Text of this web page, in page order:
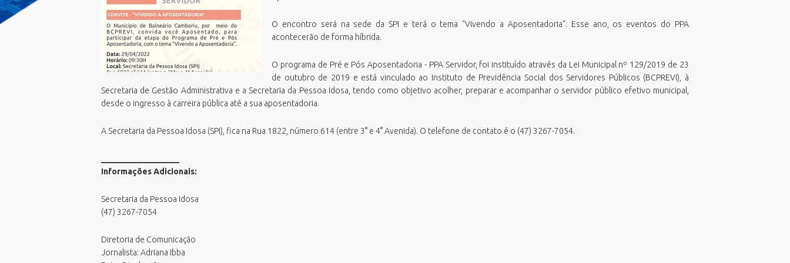
Gestão de Pessoas
Meio Ambiente e Sustentabilidade
Obras
Pessoa Idosa
Planejamento e Desenvolvimento
Procuradoria Geral do Município
Emissão de Guias para Pagamento
Fila Unica
Geoprocessamento Novo
Horario Do Ônibus
Junta de Serviços Militar
Licitações ao vivo - Sala 02
Negocia ISS BC/2026
PCDs BC
Perguntas Frequentes
Plano Municipal de Educação (PME)
Emissão de Guias para Pagamento
Emitir Taxas Alvará (VISA e TLL)
Nota Fiscal Eletrônica
Perguntas Frequentes
Validação Alvará Fazendário Eletrônico
Validação Alvará Sanitário Eletrônico
RHWeb
Sistema de Ponto Biométrico
Webmail
O encontro será na sede da SPI e terá o tema "Vivendo a Aposentadoria". Esse ano, os eventos do PPA
acontecerão de forma híbrida.
O programa de Pré e Pós Aposentadoria - PPA Servidor, foi instituído através da Lei Municipal nº 129/2019 de 23
de outubro de 2019 e está vinculado ao Instituto de Previdência Social dos Servidores Públicos (BCPREVI), à
Secretaria de Gestão Administrativa e a Secretaria da Pessoa Idosa, tendo como objetivo acolher, preparar e acompanhar o servidor público efetivo municipal,
desde o ingresso à carreira pública até a sua aposentadoria.
A Secretaria da Pessoa Idosa (SPI), fica na Rua 1822, número 614 (entre 3° e 4° Avenida). O telefone de contato é o (47) 3267-7054.
Informações Adicionais:
Secretaria da Pessoa Idosa
(47) 3267-7054
Diretoria de Comunicação
Jornalista: Adriana Ibba